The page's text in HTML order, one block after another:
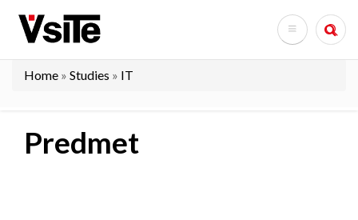
Search
Home Studies IT
Predmet